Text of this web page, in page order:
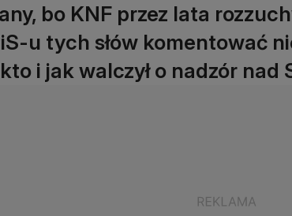
bo KNF przez lata
u tych słów komentować
i jak walczył o nadzór nad